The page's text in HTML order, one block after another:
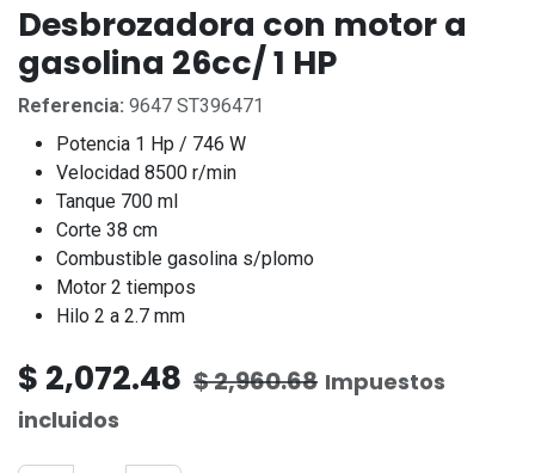
Desbrozadora con motor a
gasolina 26cc/ 1 HP
Referencia: 9647 ST396471
Potencia 1 Hp / 746 W
Velocidad 8500 r/min
Tanque 700 ml
Corte 38 cm
Combustible gasolina s/plomo
Motor 2 tiempos
Hilo 2 a 2.7 mm
$ 2,072.48 $2,960.68 Impuestos
incluidos